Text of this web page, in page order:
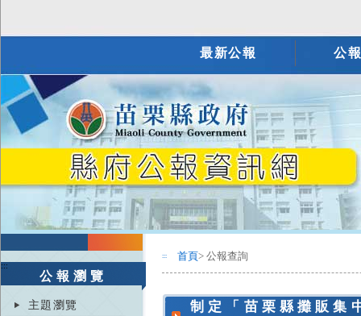
最新公報 公
:::
公報瀏覽
主題瀏覽
::: 首頁> 公報查詢
制定「苗栗縣攤販